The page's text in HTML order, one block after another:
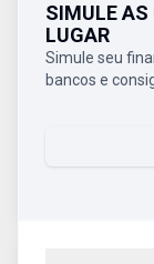
SIMULE AS
LUGAR
Simule seu
bancos e